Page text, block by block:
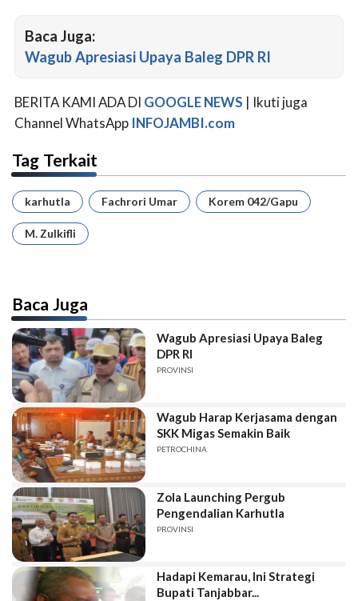
Baca Juga:
Wagub Apresiasi Upaya Baleg DPR RI
BERITA KAMI ADA DI GOOGLE NEWS | Ikuti juga
Channel WhatsApp INFOJAMBI.com
Tag Terkait
karhutla Fachrori Umar Korem 042/Gapu
M. Zulkifli
Baca Juga
Wagub Apresiasi Upaya Baleg
DPR RI
PROVINSI
Wagub Harap Kerjasama dengan
SKK Migas Semakin Baik
PETROCHINA
Zola Launching Pergub
Pengendalian Karhutla
PROVINSI
Hadapi Kemarau, Ini Strategi
Bupati Tanjabbar...